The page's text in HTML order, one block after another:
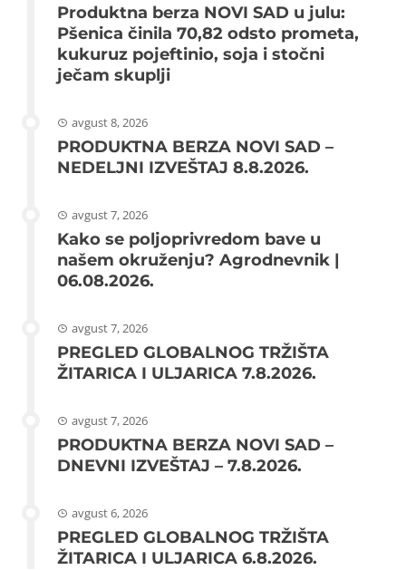
Produktna berza NOVI SAD u julu:
Pšenica činila 70,82 odsto prometa,
kukuruz pojeftinio, soja i stočni
ječam skuplji
avgust 8, 2026
PRODUKTNA BERZA NOVI SAD –
NEDELJNI IZVEŠTAJ 8.8.2026.
avgust 7, 2026
Kako se poljoprivredom bave u
našem okruženju? Agrodnevnik |
06.08.2026.
avgust 7, 2026
PREGLED GLOBALNOG TRŽIŠTA
ŽITARICA I ULJARICA 7.8.2026.
avgust 7, 2026
PRODUKTNA BERZA NOVI SAD –
DNEVNI IZVEŠTAJ – 7.8.2026.
avgust 6, 2026
PREGLED GLOBALNOG TRŽIŠTA
ŽITARICA I ULJARICA 6.8.2026.